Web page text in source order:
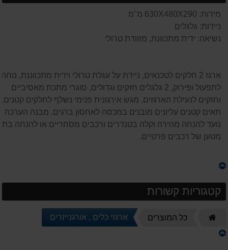
מידות: 630X480X290 מ"מ
ניידות: גלגלים
נשיאה: ידית מתכוונת, מזוודת טרולי
ארגז 2 חלקים לטכנאים, ניידת על עגלת טרולי וידית מתכווננת, נוחה
לתפעול ופירוק, 2 גלגלים חזקים וגדולים, סוגרי מתכת מאסיביים
וחזקים לנעילת הארגזים. מגש אירגונית פנימי נשלף לחלקים קטנים.
תאים קטנים עליונים מובנים במכסה לאחסון ברגים. מבנה הערכה
נועד להנחה מהירה וקלה בטנדרים ורכבים מסחריים או להנחה
מטען של רכבים פרטיים.
קטגוריות קשורות
כל המוצרים ארגזי כלים , אורגנייזרים